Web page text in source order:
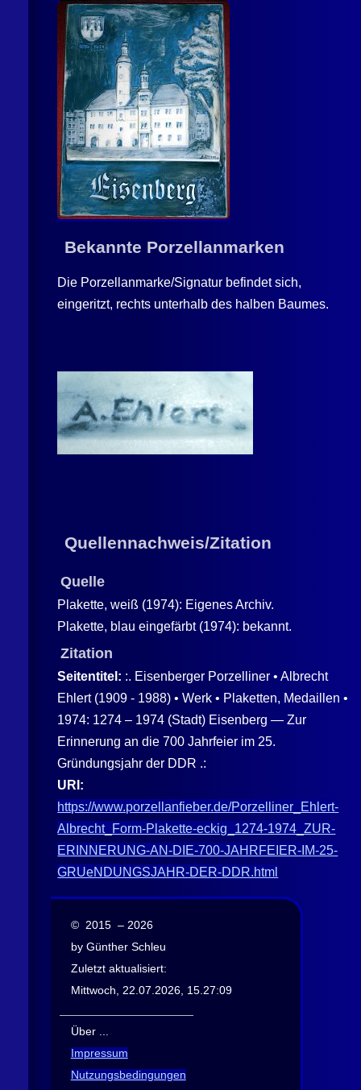
Bekannte Porzellanmarken
Die Porzellanmarke/Signatur befindet sich,
eingeritzt, rechts unterhalb des halben Baumes.
Quellennachweis/Zitation
Quelle
Plakette, weiß (1974): Eigenes Archiv.
Plakette, blau eingefärbt (1974): bekannt.
Zitation
Seitentitel: :. Eisenberger Porzelliner • Albrecht
Ehlert (1909 - 1988) • Werk • Plaketten, Medaillen •
1974: 1274 – 1974 (Stadt) Eisenberg — Zur
Erinnerung an die 700 Jahrfeier im 25.
Gründungsjahr der DDR .:
URI:
https://www.porzellanfieber.de/Porzelliner_Ehlert-
Albrecht_Form-Plakette-eckig_1274-1974_ZUR-
ERINNERUNG-AN-DIE-700-JAHRFEIER-IM-25-
GRUeNDUNGSJAHR-DER-DDR.html
© 2015 – 2026
by Günther Schleu
Zuletzt aktualisiert:
Mittwoch, 22.07.2026, 15.27:09
Über ...
Impressum
Nutzungsbedingungen